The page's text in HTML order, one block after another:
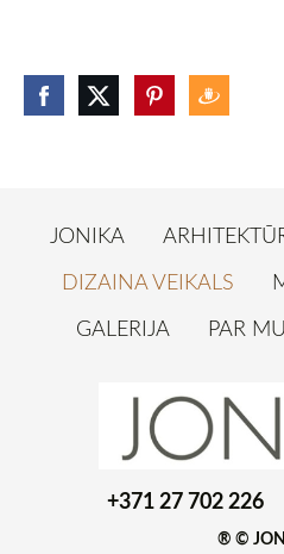
JONIKA
DIZAINA VEIKALS
GALERIJA
PAR
+371 27 702 226
® ©